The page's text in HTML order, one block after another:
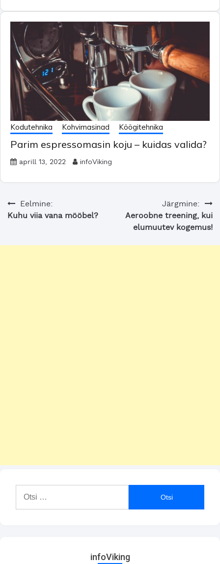
Kodutehnika Kohvimasinad Köögitehnika
Parim espressomasin koju – kuidas valida?
aprill 13, 2022 infoViking
Navigeerimine
Eelmine:
Kuhu viia vana mööbel?
Järgmine:
Aeroobne treening, kui
elumuutev kogemus!
infoViking